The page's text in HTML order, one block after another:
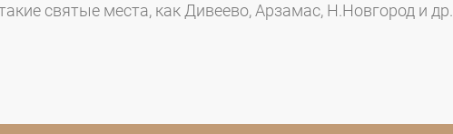
святые места, как Дивеево, Арзамас, Н.Новгород и др.